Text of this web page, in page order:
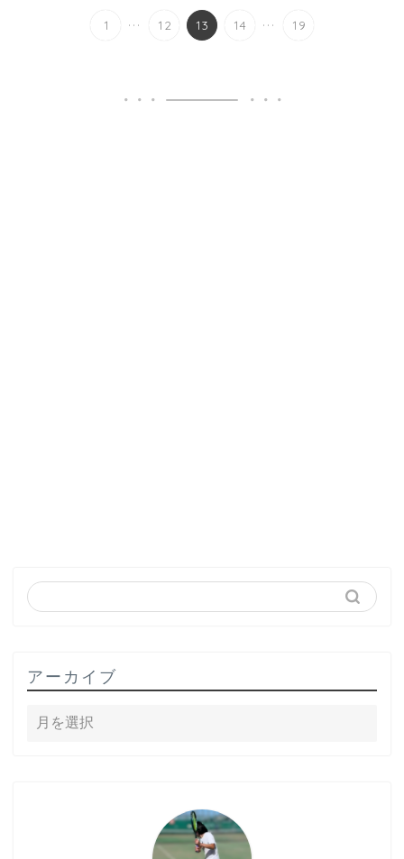
1 ... 12 13 14 ... 19
アーカイブ